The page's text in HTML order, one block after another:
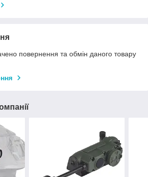
повернення та обмін даного товару